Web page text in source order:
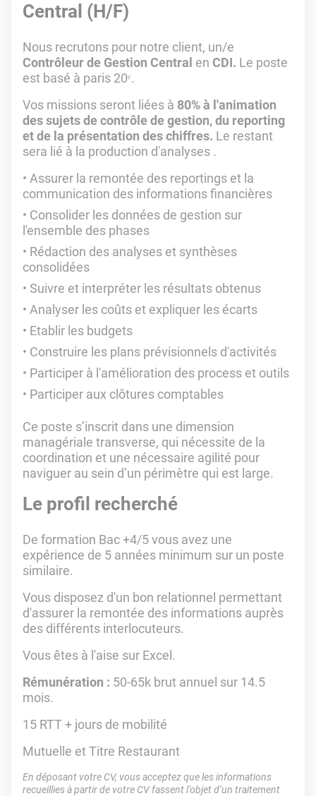
Central (H/F)
Nous recrutons pour notre client, un/e
Contrôleur de Gestion Central en CDI. Le poste
est basé à paris 20ᵉ.
Vos missions seront liées à 80% à l'animation
des sujets de contrôle de gestion, du reporting
et de la présentation des chiffres. Le restant
sera lié à la production d'analyses .
Assurer la remontée des reportings et la
communication des informations financières
Consolider les données de gestion sur
l'ensemble des phases
Rédaction des analyses et synthèses
consolidées
Suivre et interpréter les résultats obtenus
Analyser les coûts et expliquer les écarts
Etablir les budgets
Construire les plans prévisionnels d'activités
Participer à l'amélioration des process et outils
Participer aux clôtures comptables
Ce poste s’inscrit dans une dimension
managériale transverse, qui nécessite de la
coordination et une nécessaire agilité pour
naviguer au sein d’un périmètre qui est large.
Le profil recherché
De formation Bac +4/5 vous avez une
expérience de 5 années minimum sur un poste
similaire.
Vous disposez d'un bon relationnel permettant
d'assurer la remontée des informations auprès
des différents interlocuteurs.
Vous êtes à l'aise sur Excel.
Rémunération : 50-65k brut annuel sur 14.5
mois.
15 RTT + jours de mobilité
Mutuelle et Titre Restaurant
En déposant votre CV, vous acceptez que les informations
recueillies à partir de votre CV fassent l’objet d’un traitement